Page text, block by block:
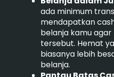
ada minimum
mendapatkan
belanja kamu
tersebut. Hemat
biasanya lebih
belanja.